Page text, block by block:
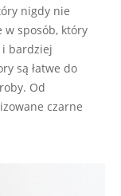
nigdy nie
w sposób, który
i bardziej
są łatwe do
Od
czarne